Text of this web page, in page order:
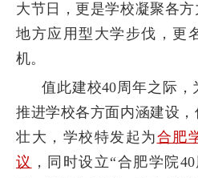
大节日，更是学校凝聚各
地方应用型大学步伐，更
机。
值此建校40周年之际，
推进学校各方面内涵建设
壮大，学校特发起为合肥
议 ，同时设立“合肥学院40